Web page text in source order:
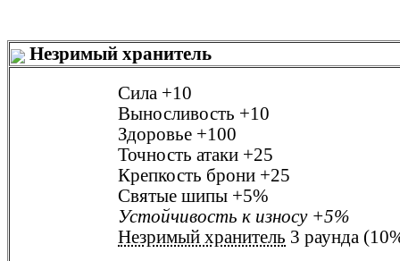
Незримый хранитель
Сила +10
Выносливость +10
Здоровье +100
Точность атаки +25
Крепкость брони +25
Святые шипы +5%
Устойчивость к износу +5%
Незримый хранитель 3 раунда